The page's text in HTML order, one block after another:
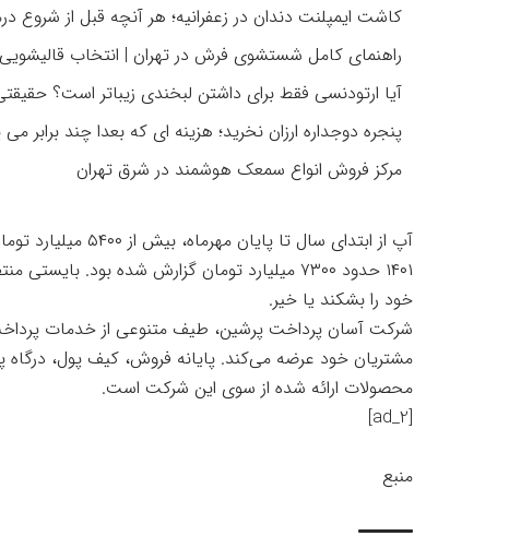
کاشت ایمپلنت دندان در زعفرانیه؛ هر آنچه قبل از شروع
راهنمای کامل شستشوی فرش در تهران | انتخاب
آیا ارتودنسی فقط برای داشتن لبخندی زیباتر است؟
پنجره دوجداره ارزان نخرید؛ هزینه ای که بعدا چند برابر می
مرکز فروش انواع سمعک هوشمند در شرق تهران
آپ از ابتدای سال
۱۴۰۱ حدود ۷۳۰۰ میلیارد تومان گزارش شده بود.
خود را بشکند یا خیر.
شرکت آسان پرداخت پرشین، طیف متنوعی از خدمات پرداخت
مشتریان خود عرضه می‌کند. پایانه فروش، کیف پول، درگاه
محصولات ارائه شده از سوی این شرکت است.
[ad_2]
منبع